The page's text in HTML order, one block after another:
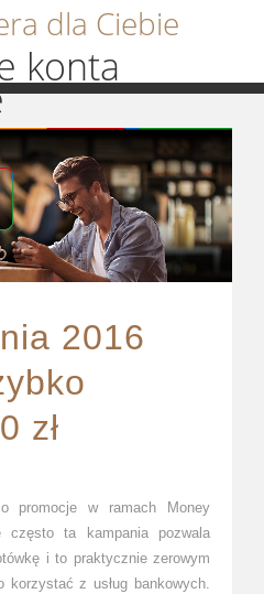
dla Ciebie
konta
2016
zł
promocje w ramach Money
często ta kampania pozwala
i to praktycznie zerowym
korzystać z usług bankowych.